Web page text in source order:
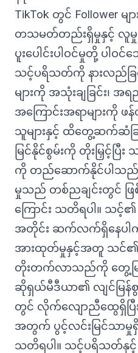
TikTok တွင် Follower မျ
တသမတ်တည်းရှိမှုနှင့် လူမှု
ပူးပေါင်းပါဝင်မှုတို့ ပါဝ
သင့်ပရိသတ်ကို နားလည်ခြင်
များကို အသုံးချခြင်း၊
အကြောင်းအရာများကို ဖ
သူများနှင့် ထိတွေ့ဆက်ဆံ
မြင်နိုင်စွမ်းကို တိုးမြှင့်ပြီး
ကို တည်ဆောက်နိုင်ပါသည်။
မှုသည် တစ်ညချင်းတွင် ဖ
ကြောင်း သတိရပါ။ သင့်
အတိုင်း ဆက်လက်ရှိနေပါက
အားထုတ်မှုနှင့်အတူ သင်၏
တိုးတက်လာသည်ကို တွေ့မြ
ဆိုရှယ်မီဒီယာ၏ လျင်မြန်စွ
တွင် လိုက်လျောညီထွေရှိပြီ
အတွက် ပွင့်လင်းမြင်သာမှုရှိ
သတိရပါ။ သင့်ပရိသတ်နှ